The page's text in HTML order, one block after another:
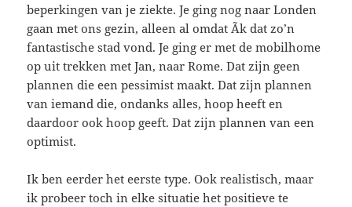
beperkingen van je ziekte. Je ging nog naar Londen
gaan met ons gezin, alleen al omdat Ã­k dat zo’n
fantastische stad vond. Je ging er met de mobilhome
op uit trekken met Jan, naar Rome. Dat zijn geen
plannen die een pessimist maakt. Dat zijn plannen
van iemand die, ondanks alles, hoop heeft en
daardoor ook hoop geeft. Dat zijn plannen van een
optimist.
Ik ben eerder het eerste type. Ook realistisch, maar
ik probeer toch in elke situatie het positieve te